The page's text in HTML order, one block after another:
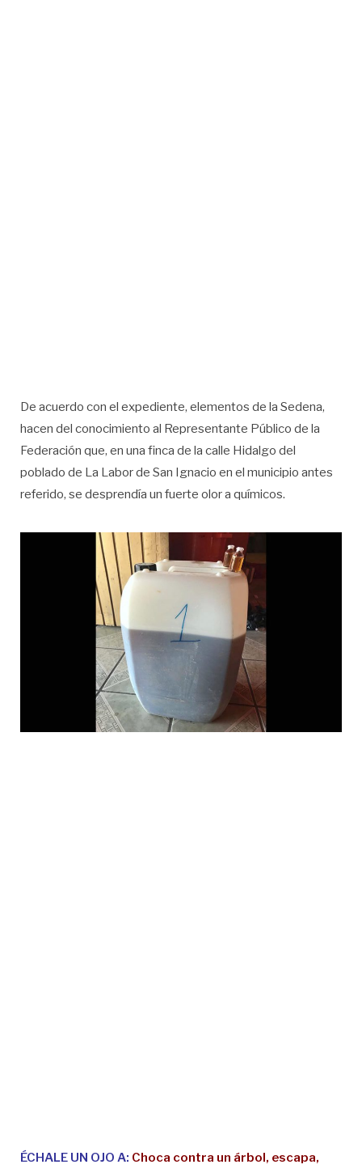
De acuerdo con el expediente, elementos de la Sedena,
hacen del conocimiento al Representante Público de la
Federación que, en una finca de la calle Hidalgo del
poblado de La Labor de San Ignacio en el municipio antes
referido, se desprendía un fuerte olor a químicos.
ÉCHALE UN OJO A: Choca contra un árbol, escapa,